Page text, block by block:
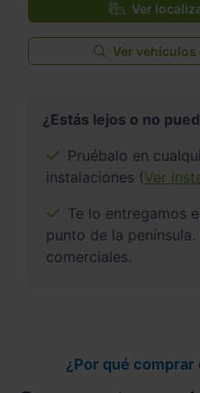
Ver
Ver
¿Estás lejos o no
Pruébalo en
instalaciones (Ver
Te lo entregamos
punto de la
comerciales.
¿Por qué